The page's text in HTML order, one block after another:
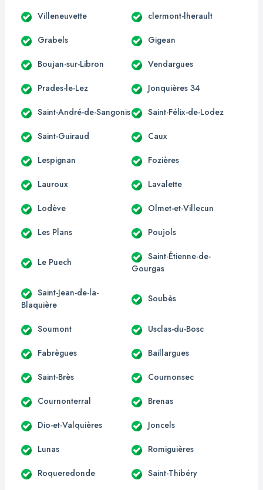
Villeneuvette clermont-lherault
Grabels Gigean
Boujan-sur-Libron Vendargues
Prades-le-Lez Jonquières 34
Saint-André-de-Sangonis Saint-Félix-de-Lodez
Saint-Guiraud Caux
Lespignan Fozières
Lauroux Lavalette
Lodève Olmet-et-Villecun
Les Plans Poujols
Le Puech
Saint-Étienne-de-
Gourgas
Saint-Jean-de-la-
Blaquière
Soubès
Soumont Usclas-du-Bosc
Fabrègues Baillargues
Saint-Brès Cournonsec
Cournonterral Brenas
Dio-et-Valquières Joncels
Lunas Romiguières
Roqueredonde Saint-Thibéry